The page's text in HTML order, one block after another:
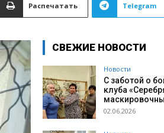
Распечатать Telegram
СВЕЖИЕ НОВОСТИ
Новости
С заботой о
клуба
02.06.2026